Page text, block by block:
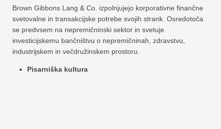
Brown Gibbons Lang & Co. izpolnjujejo korporativne finančne
svetovalne in transakcijske potrebe svojih strank. Osredotoča
se predvsem na nepremičninski sektor in svetuje
investicijskemu bančništvu o nepremičninah, zdravstvu,
industrijskem in večdružinskem prostoru.
Pisarniška kultura